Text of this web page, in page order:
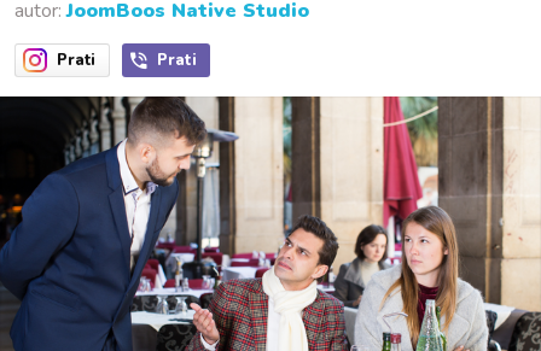
autor:JoomBoos Native Studio
Prati Prati